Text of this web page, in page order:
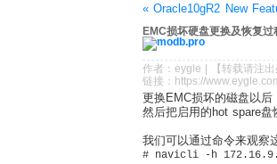
« Oracle10gR2 New
EMC损坏硬盘更换及恢复过
作者： eygle 【转载请注
链接： https://
更换EMC损坏的磁盘以后
然后把启用的hot spare盘
我们可以通过命令来观察
# navicli -h